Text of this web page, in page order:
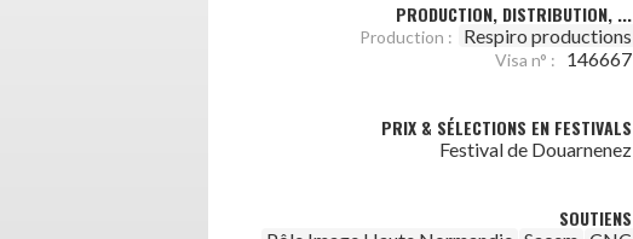
PRODUCTION, DISTRIBUTION, ...
Production : Respiro productions
Visa n° : 146667
PRIX & SÉLECTIONS EN FESTIVALS
Festival de Douarnenez
SOUTIENS